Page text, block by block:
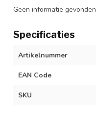
Geen informatie gevonden
Specificaties
Artikelnummer
EAN Code
SKU